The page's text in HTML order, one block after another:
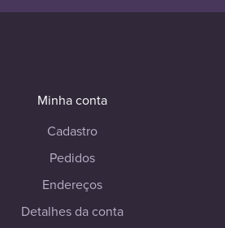
Minha conta
Cadastro
Pedidos
Endereços
Detalhes da conta